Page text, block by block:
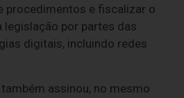
procedimentos e fiscalizar o
legislação por partes das
digitais, incluindo redes
assinou, no mesmo